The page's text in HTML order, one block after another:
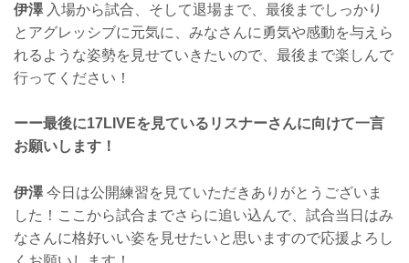
伊澤入場から試合、そして退場まで、最後までしっかり
とアグレッシブに元気に、みなさんに勇気や感動を与えら
れるような姿勢を見せていきたいので、最後まで楽しんで
行ってください！
ーー最後に17LIVEを見ているリスナーさんに向けて一言
お願いします！
伊澤今日は公開練習を見ていただきありがとうございま
した！ここから試合までさらに追い込んで、試合当日はみ
なさんに格好いい姿を見せたいと思いますので応援よろし